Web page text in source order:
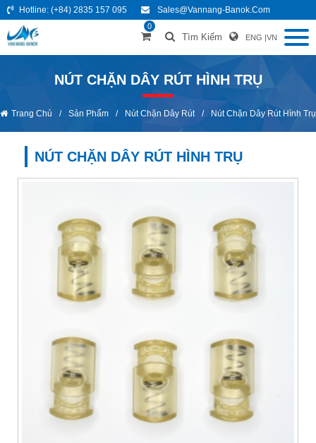
Hotline: (+84) 2835 157 095 Sales@vannang-Banok.com
0
Tìm Kiếm ENG |VN
NÚT CHẶN DÂY RÚT HÌNH TRỤ
Trang Chủ / Sản Phẩm / Nút Chặn Dây Rút / Nút Chặn Dây Rút Hình Trụ
NÚT CHẶN DÂY RÚT HÌNH TRỤ